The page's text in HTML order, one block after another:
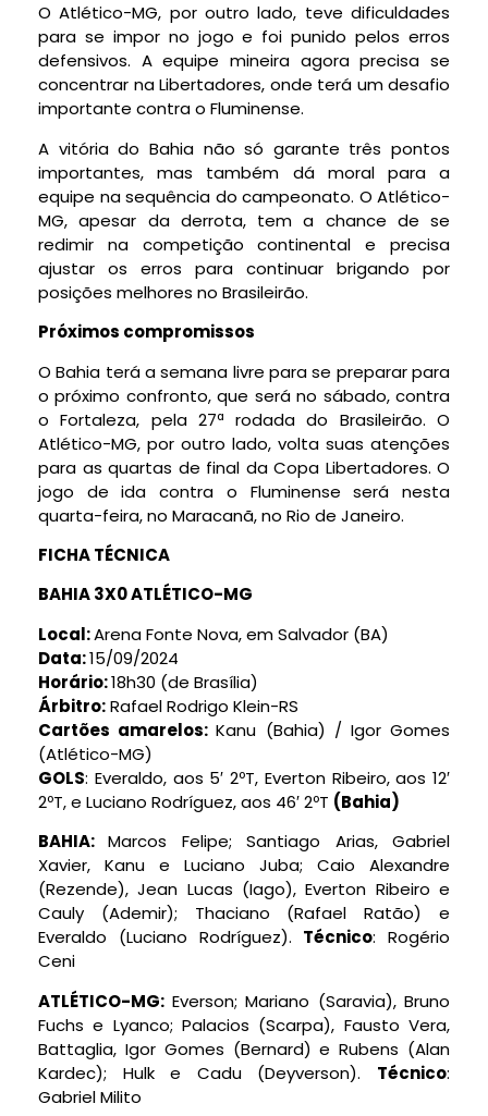
O Atlético-MG, por outro lado, teve dificuldades
para se impor no jogo e foi punido pelos erros
defensivos. A equipe mineira agora precisa se
concentrar na Libertadores, onde terá um desafio
importante contra o Fluminense.
A vitória do Bahia não só garante três pontos
importantes, mas também dá moral para a
equipe na sequência do campeonato. O Atlético-
MG, apesar da derrota, tem a chance de se
redimir na competição continental e precisa
ajustar os erros para continuar brigando por
posições melhores no Brasileirão.
Próximos compromissos
O Bahia terá a semana livre para se preparar para
o próximo confronto, que será no sábado, contra
o Fortaleza, pela 27ª rodada do Brasileirão. O
Atlético-MG, por outro lado, volta suas atenções
para as quartas de final da Copa Libertadores. O
jogo de ida contra o Fluminense será nesta
quarta-feira, no Maracanã, no Rio de Janeiro.
FICHA TÉCNICA
BAHIA 3X0 ATLÉTICO-MG
Local:Arena Fonte Nova, em Salvador (BA)
Data:15/09/2024
Horário:18h30 (de Brasília)
Árbitro:Rafael Rodrigo Klein-RS
Cartões amarelos:Kanu (Bahia) / Igor Gomes
(Atlético-MG)
GOLS: Everaldo, aos 5′ 2ºT, Everton Ribeiro, aos 12′
2ºT, e Luciano Rodríguez, aos 46′ 2ºT (Bahia)
BAHIA:Marcos Felipe; Santiago Arias, Gabriel
Xavier, Kanu e Luciano Juba; Caio Alexandre
(Rezende), Jean Lucas (Iago), Everton Ribeiro e
Cauly (Ademir); Thaciano (Rafael Ratão) e
Everaldo (Luciano Rodríguez). Técnico: Rogério
Ceni
ATLÉTICO-MG: Everson; Mariano (Saravia), Bruno
Fuchs e Lyanco; Palacios (Scarpa), Fausto Vera,
Battaglia, Igor Gomes (Bernard) e Rubens (Alan
Kardec); Hulk e Cadu (Deyverson). Técnico:
Gabriel Milito